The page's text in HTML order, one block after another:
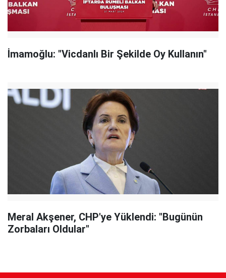
İmamoğlu: "Vicdanlı Bir Şekilde Oy Kullanın"
Meral Akşener, CHP'ye Yüklendi: "Bugünün
Zorbaları Oldular"